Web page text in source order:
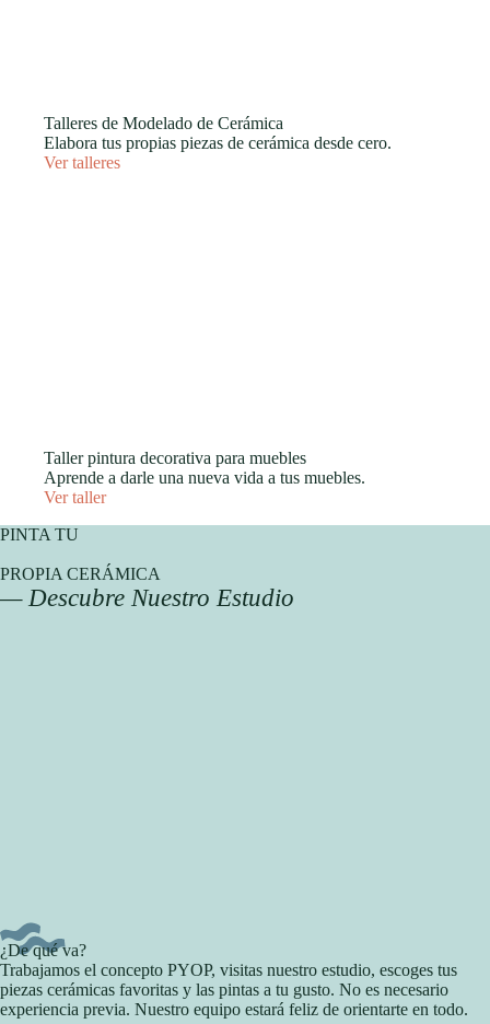
Talleres de Modelado de Cerámica
Elabora tus propias piezas de cerámica desde cero.
Ver talleres
Taller pintura decorativa para muebles
Aprende a darle una nueva vida a tus muebles.
Ver taller
PINTA TU
PROPIA CERÁMICA
— Descubre Nuestro Estudio
¿De qué va?
Trabajamos el concepto PYOP, visitas nuestro estudio, escoges tus
piezas cerámicas favoritas y las pintas a tu gusto. No es necesario
experiencia previa. Nuestro equipo estará feliz de orientarte en todo.